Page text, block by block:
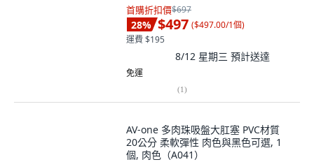
首購折扣價$697
28% $497 ($497.00/1個)
運費 $195
8/12 星期三 預計送達
免運
(1)
AV-one 多肉珠吸盤大肛塞 PVC材質
20公分 柔軟彈性 肉色與黑色可選, 1
個, 肉色（A041）